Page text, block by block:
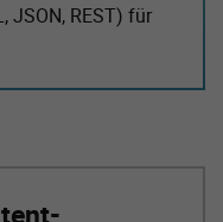
JSON, REST) für